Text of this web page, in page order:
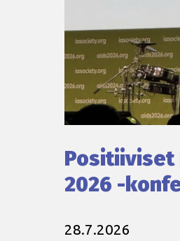
Positiiviset
2026 -
28.7.2026